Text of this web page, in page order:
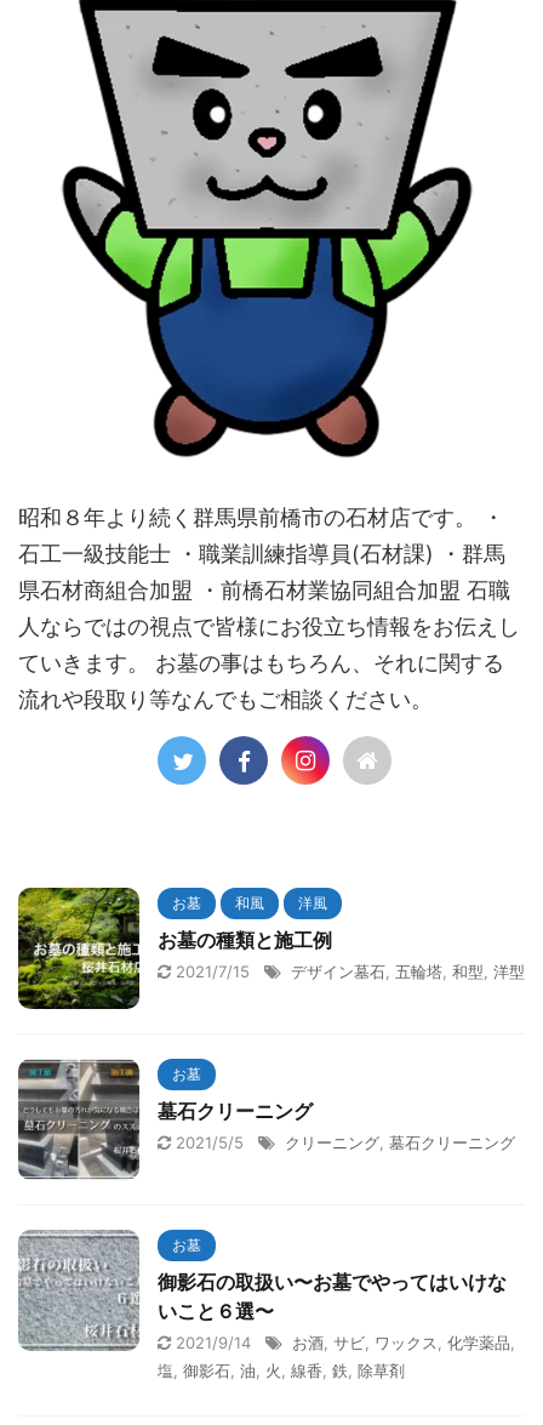
昭和８年より続く群馬県前橋市の石材店です。 ・
石工一級技能士 ・職業訓練指導員(石材課) ・群馬
県石材商組合加盟 ・前橋石材業協同組合加盟 石職
人ならではの視点で皆様にお役立ち情報をお伝えし
ていきます。 お墓の事はもちろん、それに関する
流れや段取り等なんでもご相談ください。
お墓 和風 洋風
お墓の種類と施工例
2021/7/15 デザイン墓石 五輪塔 和型 洋型
お墓
墓石クリーニング
2021/5/5 クリーニング 墓石クリーニング
お墓
御影石の取扱い〜お墓でやってはいけな
いこと６選〜
2021/9/14 お酒 サビ ワックス 化学薬品
塩 御影石 油 火 線香 鉄 除草剤